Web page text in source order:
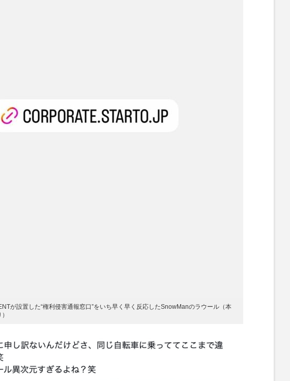
が設置した“権利侵害通報窓口”をいち早く早く反応したSnowManのラウール（本